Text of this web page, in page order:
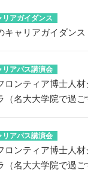
リアガイダンス
ャリアガイダンス
リアパス講演会
ロンティア博士人
（名大大学院で過
リアパス講演会
ロンティア博士人
（名大大学院で過